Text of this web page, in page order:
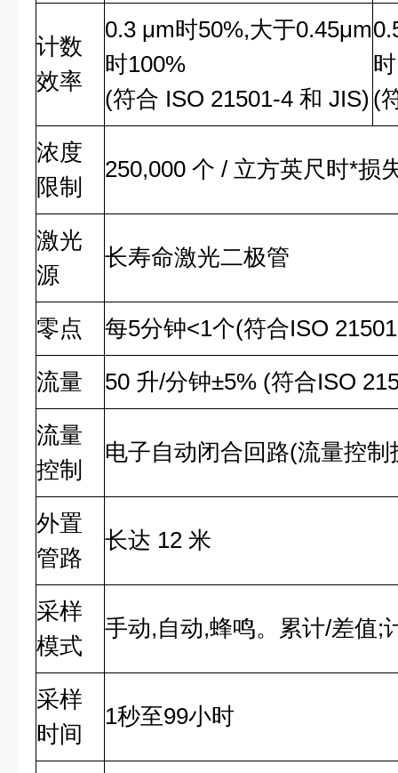
计数
效率
0.3 μm时50%,大于0.45μm
时100%
(符合 ISO 21501-4 和 JIS) (
浓度
限制
250,000 个 / 立方英尺时*损
激光
源
长寿命激光二极管
零点
每5分钟<1个(符合ISO
流量
50 升/分钟±5% (符合ISO
流量
控制
电子自动闭合回路(流量控制
外置
管路
长达 12 米
采样
模式
手动,自动,蜂鸣。累计/差值;
采样
时间
1秒至99小时